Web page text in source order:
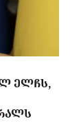
ᲔᲚᲩᲡ,